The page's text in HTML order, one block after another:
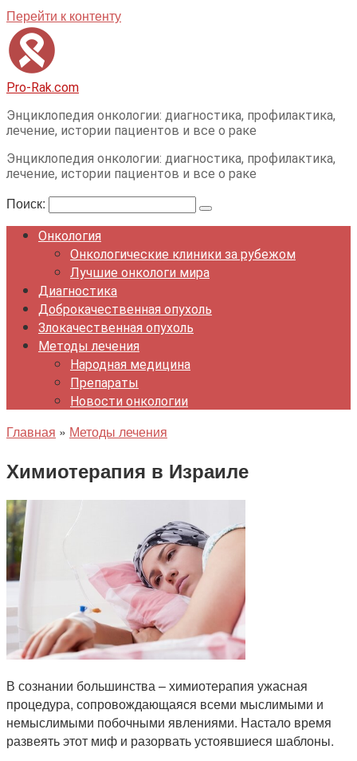
Перейти к контенту
Pro-Rak.com
Энциклопедия онкологии: диагностика, профилактика,
лечение, истории пациентов и все о раке
Энциклопедия онкологии: диагностика, профилактика,
лечение, истории пациентов и все о раке
Поиск:
Онкология
Онкологические клиники за рубежом
Лучшие онкологи мира
Диагностика
Доброкачественная опухоль
Злокачественная опухоль
Методы лечения
Народная медицина
Препараты
Новости онкологии
Главная » Методы лечения
Химиотерапия в Израиле
В сознании большинства – химиотерапия ужасная
процедура, сопровождающаяся всеми мыслимыми и
немыслимыми побочными явлениями. Настало время
развеять этот миф и разорвать устоявшиеся шаблоны.